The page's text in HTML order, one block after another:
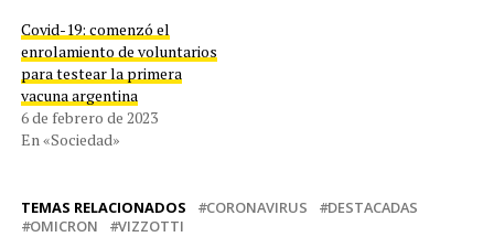
Covid-19: comenzó el
enrolamiento de voluntarios
para testear la primera
vacuna argentina
6 de febrero de 2023
En «Sociedad»
TEMAS RELACIONADOS CORONAVIRUS
DESTACADAS
OMICRON
VIZZOTTI